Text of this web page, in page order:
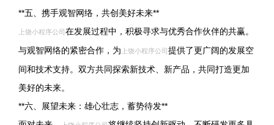
**五、携手观智网络，共创美好未来**
上饶小程序公司 在发展过程中，积极寻求与优秀合作伙伴的共赢。
与观智网络的紧密合作，为 上饶小程序公司 提供了更广阔的发展空
间和技术支持。双方共同探索新技术、新产品，共同打造更加
美好的未来。
**六、展望未来：雄心壮志，蓄势待发**